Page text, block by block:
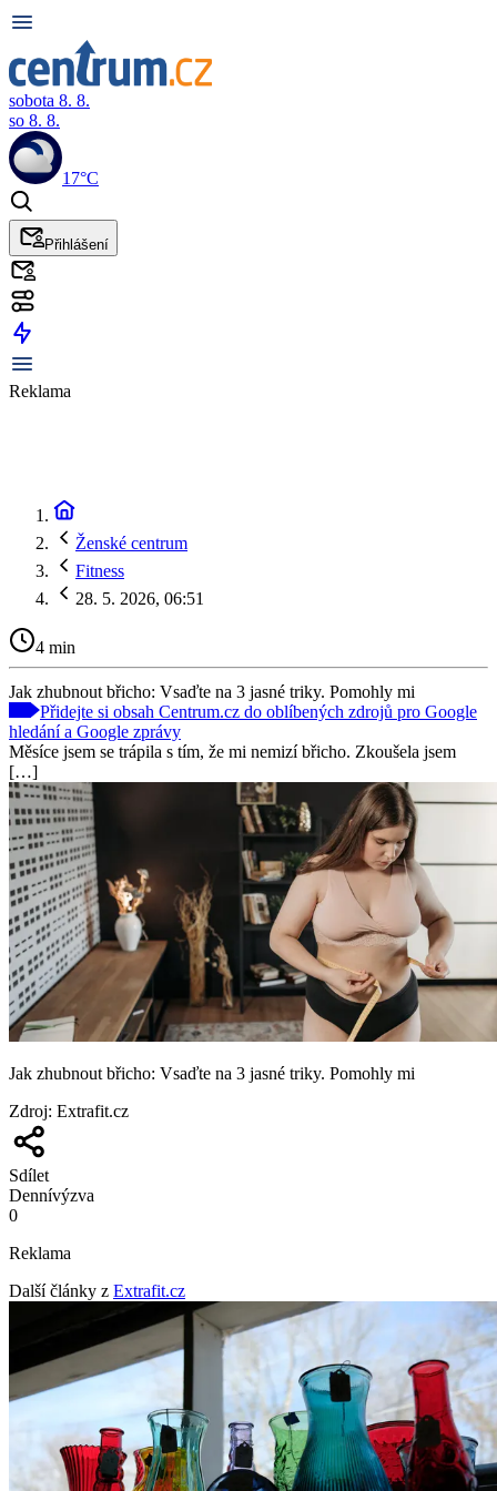
sobota 8. 8.
so 8. 8.
17°C
Přihlášení
Reklama
Ženské centrum
Fitness
28. 5. 2026, 06:51
4 min
Jak zhubnout břicho: Vsaďte na 3 jasné triky. Pomohly mi
Přidejte si obsah Centrum.cz do oblíbených zdrojů pro Google
hledání a Google zprávy
Měsíce jsem se trápila s tím, že mi nemizí břicho. Zkoušela jsem
[…]
Jak zhubnout břicho: Vsaďte na 3 jasné triky. Pomohly mi
Zdroj: Extrafit.cz
Sdílet
Dennívýzva
0
Reklama
Další články z Extrafit.cz